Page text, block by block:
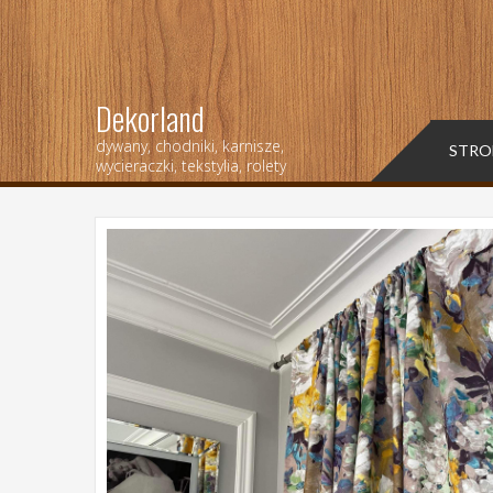
Dekorland
dywany, chodniki, karnisze,
wycieraczki, tekstylia, rolety